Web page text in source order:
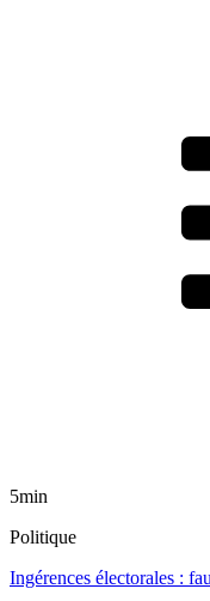
5min
Politique
Ingérences électorales :